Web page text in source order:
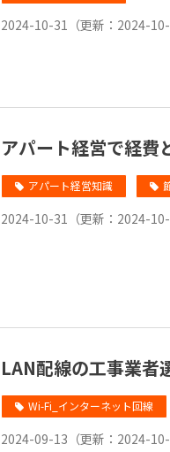
2024-10-31 （更新： 2024-
アパート経営で経費
アパート経営知識
2024-10-31 （更新： 2024-
LAN配線の工事業者
Wi-Fi_インターネット回線
2024-09-13 （更新： 2024-